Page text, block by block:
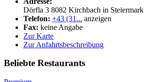
Dörfla 3 8082 Kirchbach in Steiermark
Telefon: +43 (31... anzeigen
Fax: keine Angabe
Zur Karte
Zur Anfahrtsbeschreibung
Beliebte Restaurants